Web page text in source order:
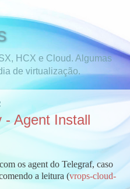
HCX e Cloud. Algumas
de virtualização.
- Agent Install
os agent do Telegraf, caso
a leitura (vrops-cloud-